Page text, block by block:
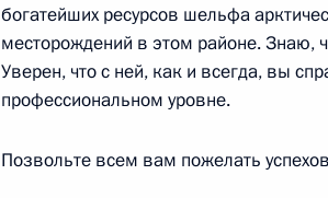
Церемония запуска Кош-Агачской
4 сентября 2014 года, 14:45
богатейших ресурсов шельфа
месторождений в этом районе. Знаю,
Уверен, что с ней, как и всегда, вы
профессиональном уровне.
Позвольте всем вам пожелать